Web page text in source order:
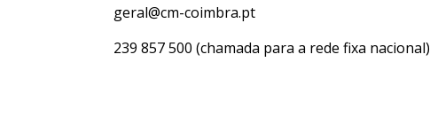
geral@cm-coimbra.pt
239 857 500 (chamada para a rede fixa nacional)